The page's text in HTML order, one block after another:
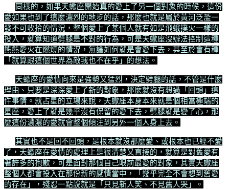
同樣的，如果天蠍座開始真的愛上了另一個對象的時候，這份
愛如果也到了這麼濃烈的地步的話，那麼也就是屬於黃河泛濫一
發不可收拾的情況，整個愛上了某個人就有如是飛蛾撲火一樣的
投入，就算知道劈腿是不對的行為，可是天蠍座沒辦法控制這種
熊熊愛火在燃燒的情況，無論如何就是會愛下去，甚至於會有種
「就算跟這個世界為敵我也不在乎」的想法。
天蠍座的愛情向來是強勢又猛烈，決定劈腿的話，不管是什麼
理由、只要是深深愛上了新的對象，那麼就沒有想過「回頭」這
件事情。就占星的立場來說，天蠍座本身本來就是個相當極端的
星座，愛上了就是幾乎沒有保留的愛下去，劈腿就是變了心，那
麼這份濃濃的愛就會整個傾注到另外一個人身上去。
其實也不是回不回頭，是根本就沒那麼愛、或根本也已經不愛
了，天蠍座在愛情的處理上是很清楚又直接的，就算是對舊愛有
著許多的抱歉，可是面對那個自己眼前最愛的對象，其實天蠍座
整個人都會投入在那份新的感情當中，「幾乎完全不會想到舊愛
的存在」，殘忍一點說就是「只見新人笑、不見舊人哭」。